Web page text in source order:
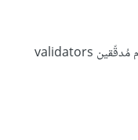
سنعدّ في هذه الخطوة نموذج ويب باستخدام مُدقّقين validators